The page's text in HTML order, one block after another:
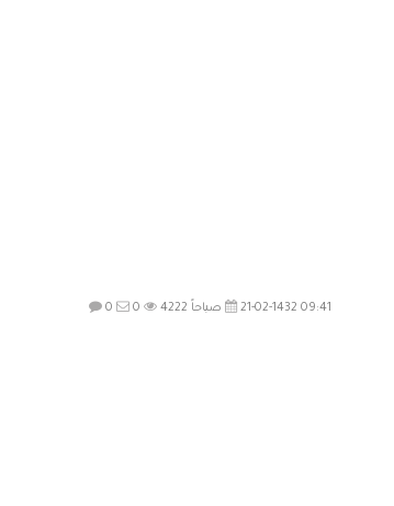
21-02-1432 09:41 صباحاً 0 0 4222